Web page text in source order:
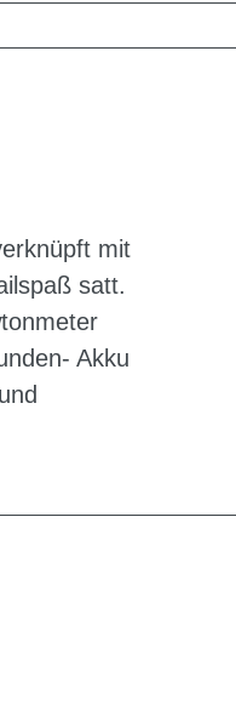
mit
satt.
Akku